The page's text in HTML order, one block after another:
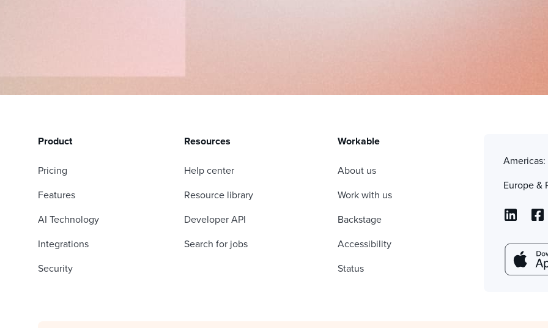
Product
Pricing
Features
AI Technology
Integrations
Security
Resources
Help center
Resource library
Developer API
Search for jobs
Workable
About us
Work with us
Backstage
Accessibility
Status
Americas:
Europe &